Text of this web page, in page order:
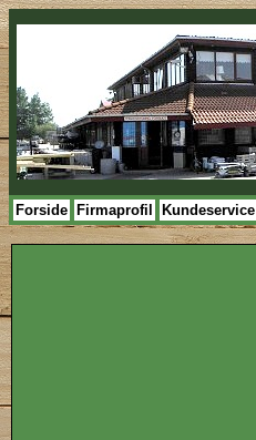
Forside Firmaprofil Kundeservice